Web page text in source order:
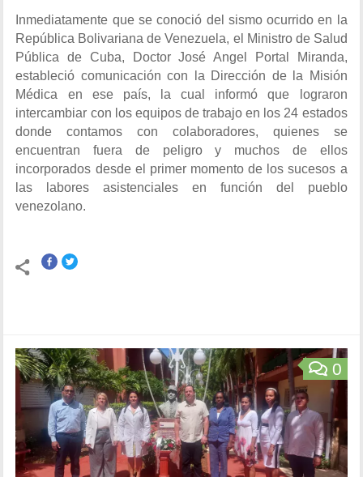
Inmediatamente que se conoció del sismo ocurrido en la
República Bolivariana de Venezuela, el Ministro de Salud
Pública de Cuba, Doctor José Angel Portal Miranda,
estableció comunicación con la Dirección de la Misión
Médica en ese país, la cual informó que lograron
intercambiar con los equipos de trabajo en los 24 estados
donde contamos con colaboradores, quienes se
encuentran fuera de peligro y muchos de ellos
incorporados desde el primer momento de los sucesos a
las labores asistenciales en función del pueblo
venezolano.
0